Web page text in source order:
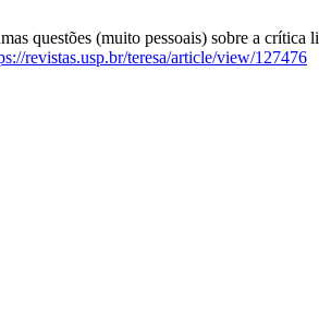
questões (muito pessoais) sobre a crítica
revistas.usp.br/teresa/article/view/127476